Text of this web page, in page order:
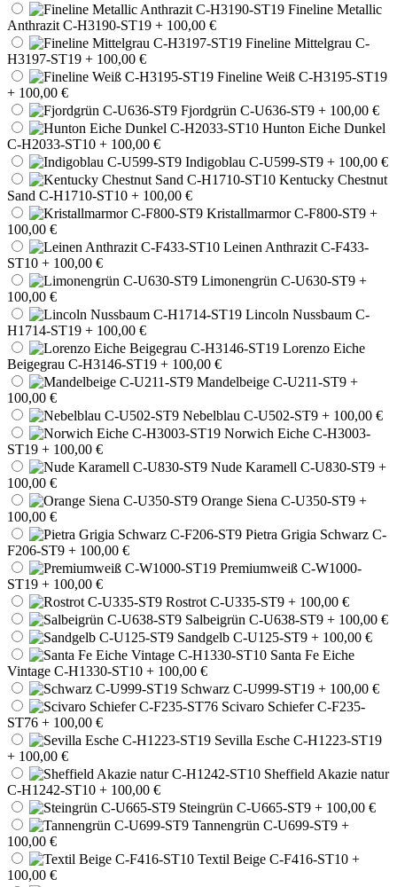
Fineline Metallic
Anthrazit C-H3190-ST19 + 100,00 €
Fineline Mittelgrau C-
H3197-ST19 + 100,00 €
Fineline Weiß C-H3195-ST19
+ 100,00 €
Fjordgrün C-U636-ST9 + 100,00 €
Hunton Eiche Dunkel
C-H2033-ST10 + 100,00 €
Indigoblau C-U599-ST9 + 100,00 €
Kentucky Chestnut
Sand C-H1710-ST10 + 100,00 €
Kristallmarmor C-F800-ST9 +
100,00 €
Leinen Anthrazit C-F433-
ST10 + 100,00 €
Limonengrün C-U630-ST9 +
100,00 €
Lincoln Nussbaum C-
H1714-ST19 + 100,00 €
Lorenzo Eiche
Beigegrau C-H3146-ST19 + 100,00 €
Mandelbeige C-U211-ST9 +
100,00 €
Nebelblau C-U502-ST9 + 100,00 €
Norwich Eiche C-H3003-
ST19 + 100,00 €
Nude Karamell C-U830-ST9 +
100,00 €
Orange Siena C-U350-ST9 +
100,00 €
Pietra Grigia Schwarz C-
F206-ST9 + 100,00 €
Premiumweiß C-W1000-
ST19 + 100,00 €
Rostrot C-U335-ST9 + 100,00 €
Salbeigrün C-U638-ST9 + 100,00 €
Sandgelb C-U125-ST9 + 100,00 €
Santa Fe Eiche
Vintage C-H1330-ST10 + 100,00 €
Schwarz C-U999-ST19 + 100,00 €
Scivaro Schiefer C-F235-
ST76 + 100,00 €
Sevilla Esche C-H1223-ST19
+ 100,00 €
Sheffield Akazie natur
C-H1242-ST10 + 100,00 €
Steingrün C-U665-ST9 + 100,00 €
Tannengrün C-U699-ST9 +
100,00 €
Textil Beige C-F416-ST10 +
100,00 €